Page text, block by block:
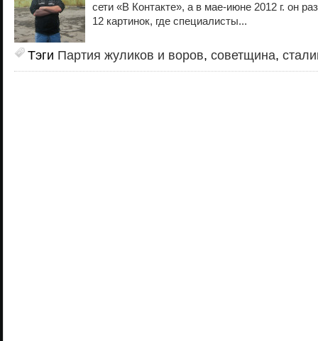
сети «В Контакте», а в мае-июне 2012 г. он
12 картинок, где специалисты...
Тэги Партия жуликов и воров, советщина,